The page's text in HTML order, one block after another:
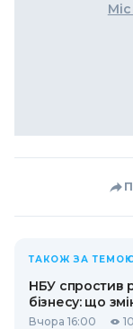
ТАКОЖ ЗА
НБУ спростив
бізнесу: що
Вчора 16:00